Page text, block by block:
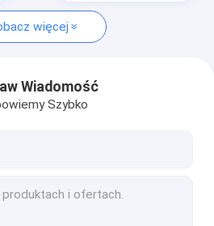
rur z podwójną ścianką
rur z pojedynczej ściany
więcej
Wiadomość
Szybko